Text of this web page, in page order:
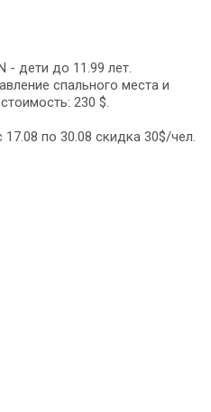
- дети до 11.99 лет.
спального места и
230 $.
по 30.08 скидка 30$/чел.